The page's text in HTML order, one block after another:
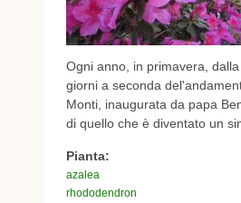
Ogni anno, in primavera,
giorni a seconda
Monti, inaugurata da papa
di quello che è diventato un
Pianta:
azalea
rhododendron